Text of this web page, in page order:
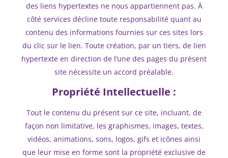
des liens hypertextes ne nous appartiennent pas. À
côté services décline toute responsabilité quant au
contenu des informations fournies sur ces sites lors
du clic sur le lien. Toute création, par un tiers, de lien
hypertexte en direction de l’une des pages du présent
site nécessite un accord préalable.
Propriété Intellectuelle :
Tout le contenu du présent sur ce site, incluant, de
façon non limitative, les graphismes, images, textes,
vidéos, animations, sons, logos, gifs et icônes ainsi
que leur mise en forme sont la propriété exclusive de